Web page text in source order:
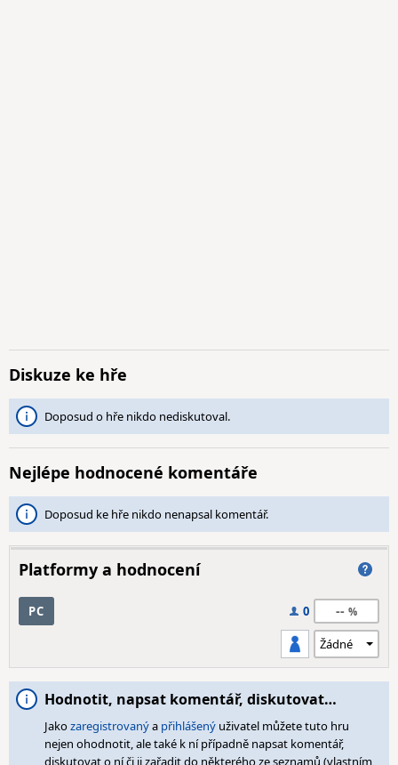
Diskuze ke hře
Doposud o hře nikdo nediskutoval.
Nejlépe hodnocené komentáře
Doposud ke hře nikdo nenapsal komentář.
Platformy a hodnocení
PC 0 --
Hodnotit, napsat komentář, diskutovat…
Jakozaregistrovanýa přihlášený uživatel můžete tuto hru
nejen ohodnotit, ale také k ní případně napsat komentář,
diskutovat o ní či ji zařadit do některého ze seznamů (vlastním,